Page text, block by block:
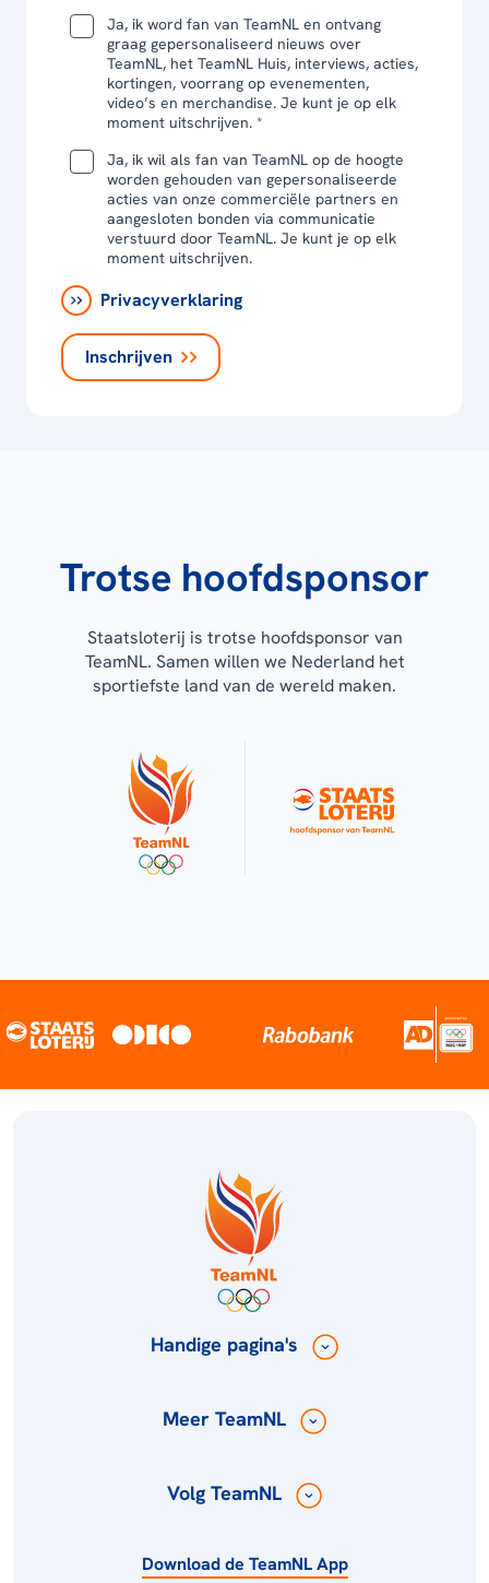
Ja, ik word fan van TeamNL en ontvang
graag gepersonaliseerd nieuws over
TeamNL, het TeamNL Huis, interviews, acties,
kortingen, voorrang op evenementen,
video’s en merchandise. Je kunt je op elk
moment uitschrijven. *
Ja, ik wil als fan van TeamNL op de hoogte
worden gehouden van gepersonaliseerde
acties van onze commerciële partners en
aangesloten bonden via communicatie
verstuurd door TeamNL. Je kunt je op elk
moment uitschrijven.
Privacyverklaring
Inschrijven
Trotse hoofdsponsor
Staatsloterij is trotse hoofdsponsor van
TeamNL. Samen willen we Nederland het
sportiefste land van de wereld maken.
Handige pagina's
Meer TeamNL
Volg TeamNL
Download de TeamNL App